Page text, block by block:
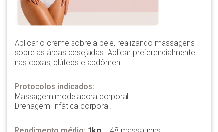
Aplicar o creme sobre a pele, realizando massagens
sobre as áreas desejadas. Aplicar preferencialmente
nas coxas, glúteos e abdômen.
Protocolos indicados:
Massagem modeladora corporal.
Drenagem linfática corporal.